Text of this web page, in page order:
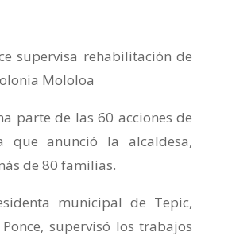
supervisa rehabilitación de
Mololoa
parte de las 60 acciones de
que anunció la alcaldesa,
de 80 familias.
municipal de Tepic,
supervisó los trabajos